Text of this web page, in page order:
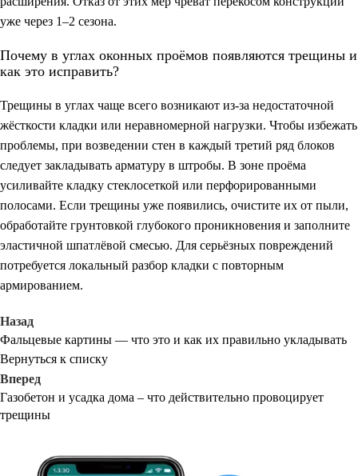
уже через 1–2 сезона.
Почему в углах оконных проёмов появляются трещины и
как это исправить?
Трещины в углах чаще всего возникают из-за недостаточной
жёсткости кладки или неравномерной нагрузки. Чтобы избежать
проблемы, при возведении стен в каждый третий ряд блоков
следует закладывать арматуру в штробы. В зоне проёма
усиливайте кладку стеклосеткой или перфорированными
полосами. Если трещины уже появились, очистите их от пыли,
обработайте грунтовкой глубокого проникновения и заполните
эластичной шпатлёвой смесью. Для серьёзных повреждений
потребуется локальный разбор кладки с повторным
армированием.
Назад
Фальцевые картины — что это и как их правильно укладывать
Вернуться к списку
Вперед
Газобетон и усадка дома – что действительно провоцирует
трещины